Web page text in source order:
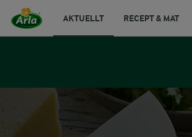
AKTUELLT RECEPT & MAT